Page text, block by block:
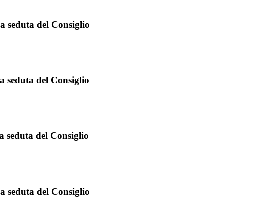
seduta del Consiglio
seduta del Consiglio
seduta del Consiglio
seduta del Consiglio